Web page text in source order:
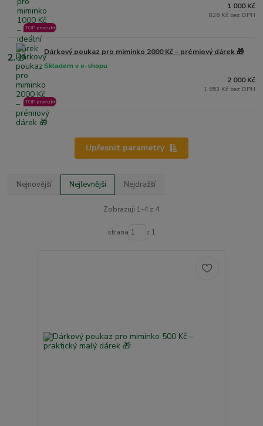
TOP produkt
1 000 Kč
826 Kč bez DPH
2. Dárkový poukaz pro miminko 2000 Kč – prémiový dárek 🎁
Skladem v e-shopu
TOP produkt
2 000 Kč
1 653 Kč bez DPH
Upřesnit parametry
Nejnovější Nejlevnější Nejdražší
Zobrazuji 1-4 z 4
strana z 1